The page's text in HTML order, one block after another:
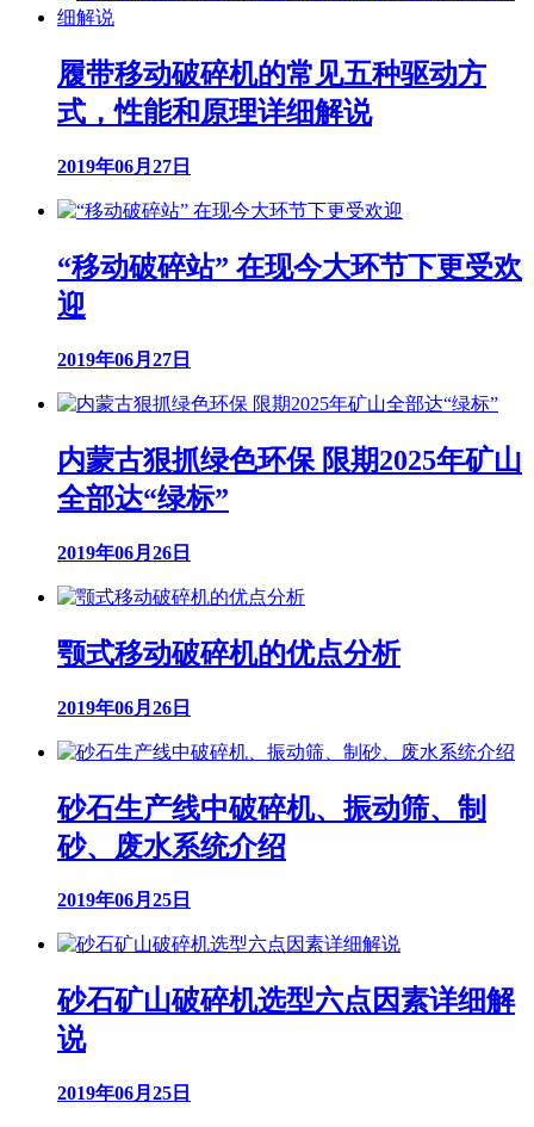
履带移动破碎机的常见五种驱动方
式，性能和原理详细解说
2019年06月27日
“移动破碎站” 在现今大环节下更受欢
迎
2019年06月27日
内蒙古狠抓绿色环保 限期2025年矿山
全部达“绿标”
2019年06月26日
颚式移动破碎机的优点分析
2019年06月26日
砂石生产线中破碎机、振动筛、制
砂、废水系统介绍
2019年06月25日
砂石矿山破碎机选型六点因素详细解
说
2019年06月25日